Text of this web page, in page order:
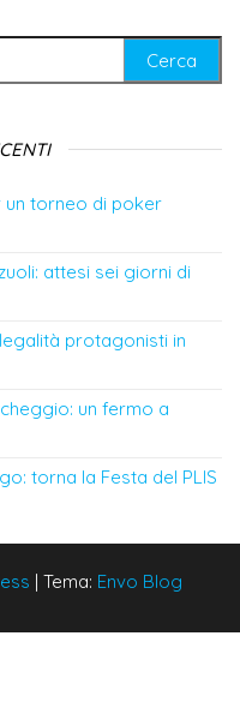
un torneo di poker
attesi sei giorni di
protagonisti in
un fermo a
torna la Festa del PLIS
| Tema: Envo Blog